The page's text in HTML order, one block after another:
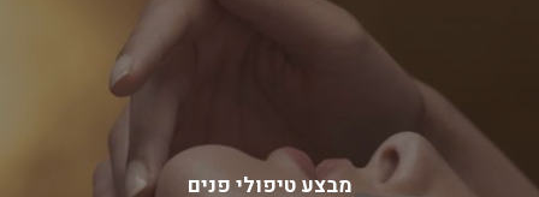
מבצע טיפולי פנים